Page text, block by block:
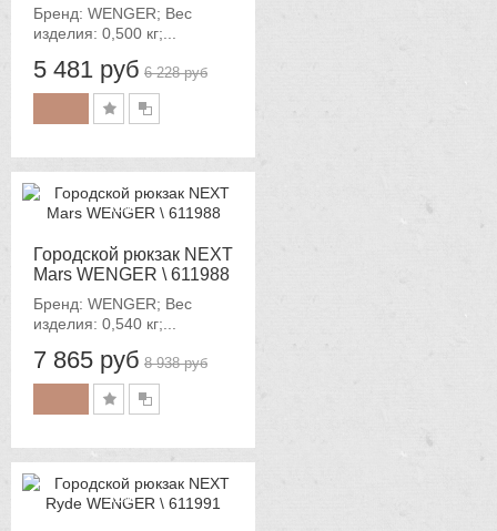
Бренд: WENGER; Вес
изделия: 0,500 кг;...
5 481 руб 6 228 руб
Городской рюкзак NEXT
Mars WENGER \ 611988
Бренд: WENGER; Вес
изделия: 0,540 кг;...
7 865 руб
-12%
8 938 руб
-12%